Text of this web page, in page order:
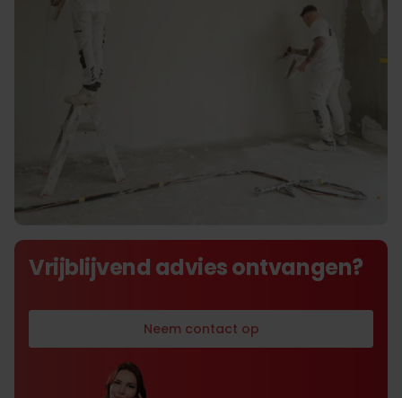
De beste prijs kwaliteit
verhouding
Vrijblijvend advies ontvangen?
Neem contact op